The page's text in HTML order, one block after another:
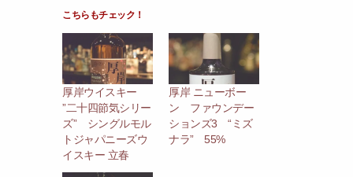
こちらもチェック！
厚岸ウイスキー
”二十四節気シリー
ズ” シングルモル
トジャパニーズウ
イスキー 立春
厚岸 ニューボー
ン ファウンデー
ションズ3 “ミズ
ナラ” 55%